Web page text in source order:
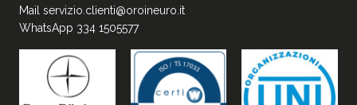
Mail servizio.clienti@oroineuro.it
WhatsApp 334 1505577